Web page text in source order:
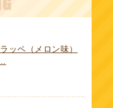
ッペ（メロン味）